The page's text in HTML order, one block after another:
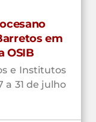
em
OSIB
e Institutos
a 31 de julho